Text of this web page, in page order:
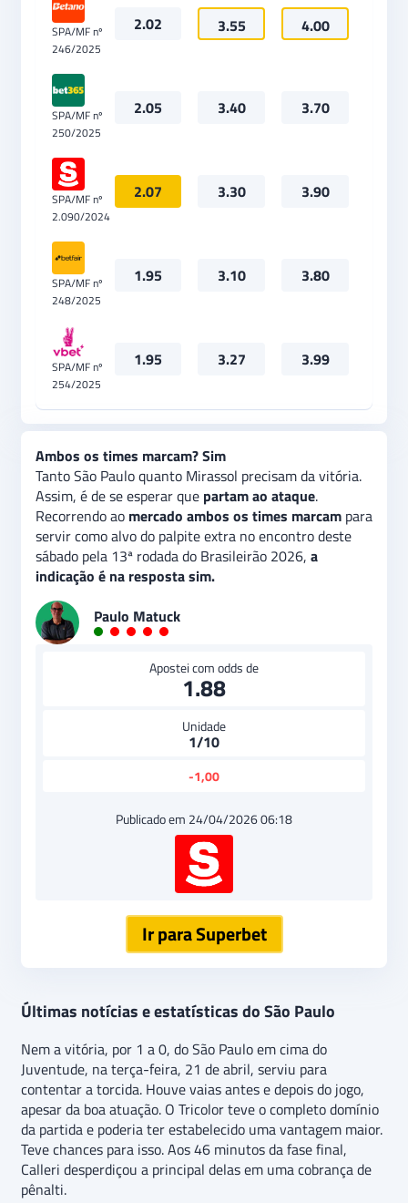
SPA/MF nº
246/2025
2.02 3.55 4.00
SPA/MF nº
250/2025
2.05 3.40 3.70
SPA/MF nº
2.090/2024
2.07 3.30 3.90
SPA/MF nº
248/2025
1.95 3.10 3.80
SPA/MF nº
254/2025
1.95 3.27 3.99
Ambos os times marcam? Sim
Tanto São Paulo quanto Mirassol precisam da vitória.
Assim, é de se esperar que partam ao ataque.
Recorrendo ao mercado ambos os times marcam para
servir como alvo do palpite extra no encontro deste
sábado pela 13ª rodada do Brasileirão 2026, a
indicação é na resposta sim.
Paulo Matuck
Apostei com odds de
1.88
Unidade
1/10
-1,00
Publicado em 24/04/2026 06:18
Ir para Superbet
Últimas notícias e estatísticas do São Paulo
Nem a vitória, por 1 a 0, do São Paulo em cima do
Juventude, na terça-feira, 21 de abril, serviu para
contentar a torcida. Houve vaias antes e depois do jogo,
apesar da boa atuação. O Tricolor teve o completo domínio
da partida e poderia ter estabelecido uma vantagem maior.
Teve chances para isso. Aos 46 minutos da fase final,
Calleri desperdiçou a principal delas em uma cobrança de
pênalti.